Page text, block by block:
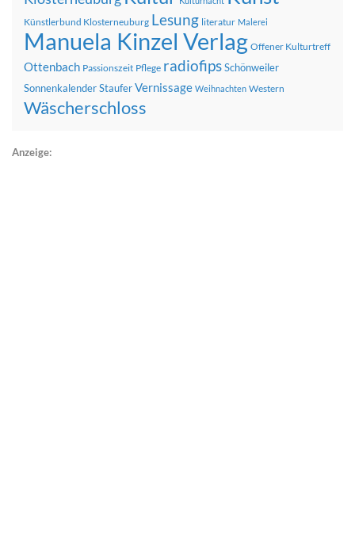
Künstlerbund Klosterneuburg Lesung literatur Malerei
Manuela Kinzel Verlag Offener Kulturtreff
Ottenbach Passionszeit Pflege radiofipsSchönweiler
SonnenkalenderStauferVernissage Weihnachten Western
Wäscherschloss
Anzeige: